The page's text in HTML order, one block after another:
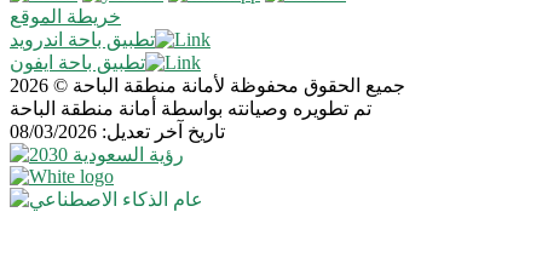
خريطة الموقع
تطبيق باحة اندرويد
تطبيق باحة ايفون
جميع الحقوق محفوظة لأمانة منطقة الباحة © 2026
تم تطويره وصيانته بواسطة أمانة منطقة الباحة
تاريخ آخر تعديل: 08/03/2026